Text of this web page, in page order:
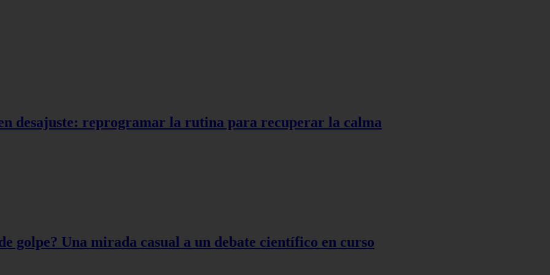
desajuste: reprogramar la rutina para recuperar la calma
golpe? Una mirada casual a un debate científico en curso